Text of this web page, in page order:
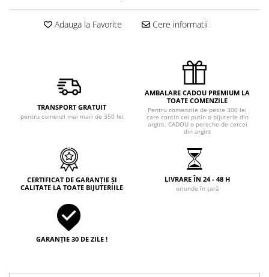
Adauga la Favorite Cere informatii
TRANSPORT GRATUIT
pentru comenzi mai mari de 350 lei
AMBALARE CADOU PREMIUM LA
TOATE COMENZILE
Pentru comenzile de peste 300 lei
care contin cel putin o bijuterie din
argint, CADOU o pereche de cercei
din argint
CERTIFICAT DE GARANȚIE ȘI
CALITATE LA TOATE BIJUTERIILE
LIVRARE ÎN 24 - 48 H
oriunde în țară
GARANȚIE 30 DE ZILE !